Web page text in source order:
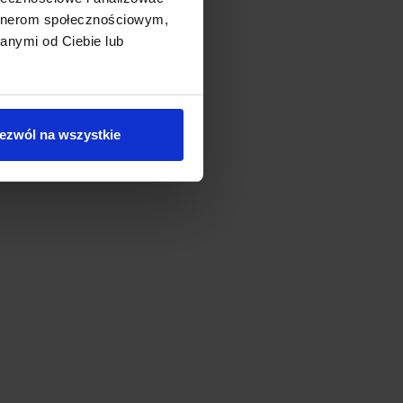
społecznościowym,
od Ciebie lub
na wszystkie